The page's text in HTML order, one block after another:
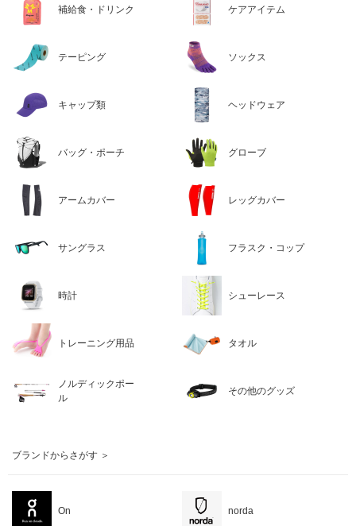
補給食・ドリンク ケアアイテム
テーピング ソックス
キャップ類 ヘッドウェア
バッグ・ポーチ グローブ
アームカバー レッグカバー
サングラス フラスク・コップ
時計 シューレース
トレーニング用品 タオル
ノルディックポー
ル
その他のグッズ
ブランドからさがす ＞
On norda